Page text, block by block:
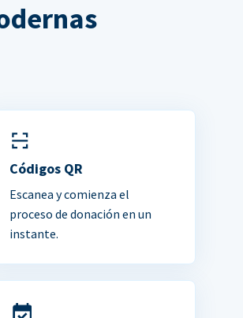
Códigos QR
Escanea y comienza el
proceso de donación en un
instante.